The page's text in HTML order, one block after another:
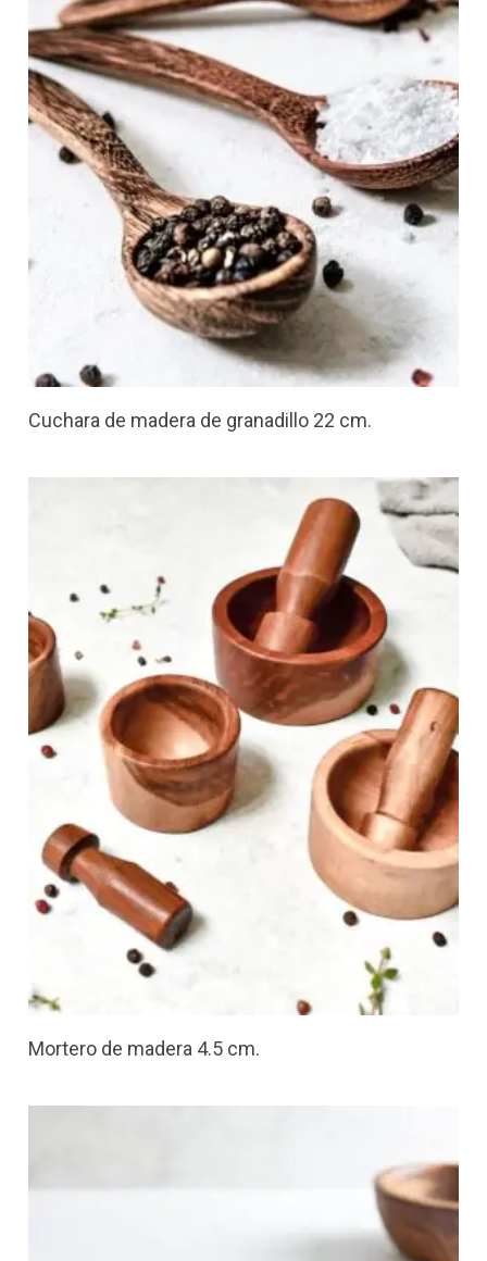
Cuchara de madera de granadillo 22 cm.
Mortero de madera 4.5 cm.